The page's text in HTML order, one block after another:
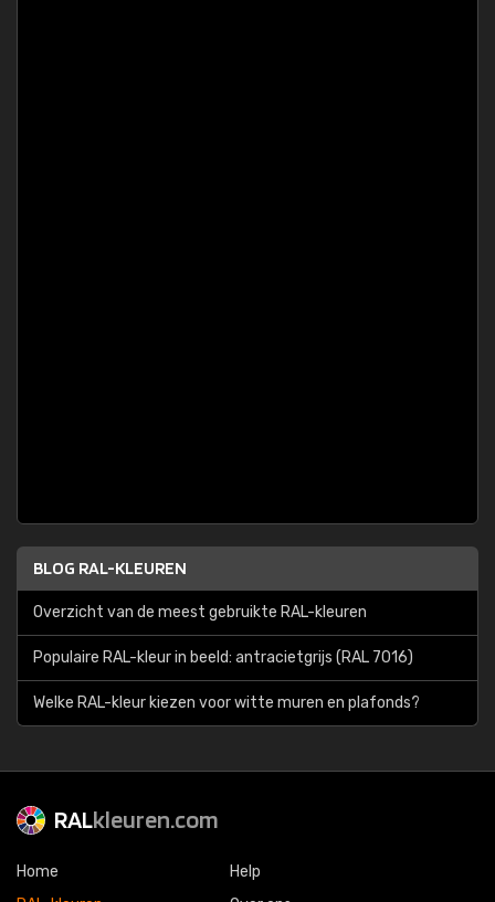
BLOG RAL-KLEUREN
Overzicht van de meest gebruikte RAL-kleuren
Populaire RAL-kleur in beeld: antracietgrijs (RAL 7016)
Welke RAL-kleur kiezen voor witte muren en plafonds?
RALkleuren.com
Home
Help